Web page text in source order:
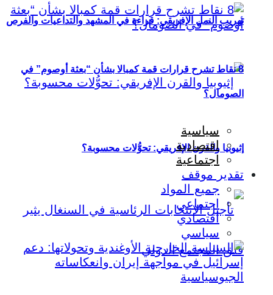
تهريب النمل الإفريقي: قراءة في المشهد والتداعيات والفرص
إثيوبيا والقرن الإفريقي: تحوُّلات محسوبة؟
8 نقاط تشرح قرارات قمة كمبالا بشأن “بعثة أوصوم” في
الصومال؟
سياسية
اقتصادية
اجتماعية
تقدير موقف
جميع المواد
اجتماعي
اقتصادي
سياسي